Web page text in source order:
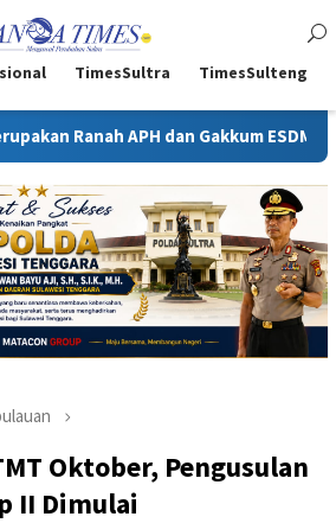
TimesSultra TimesSulteng
Gakkum ESDM Kejati Sultra
Oktober, Pengusulan
II Dimulai